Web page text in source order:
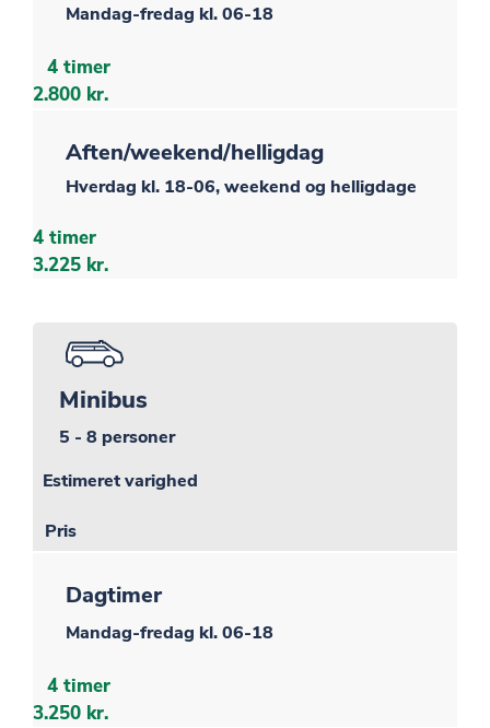
Mandag-fredag kl. 06-18
4 timer
2.800 kr.
Aften/weekend/helligdag
Hverdag kl. 18-06, weekend og helligdage
4 timer
3.225 kr.
Minibus
5 - 8 personer
Estimeret varighed
Pris
Dagtimer
Mandag-fredag kl. 06-18
4 timer
3.250 kr.